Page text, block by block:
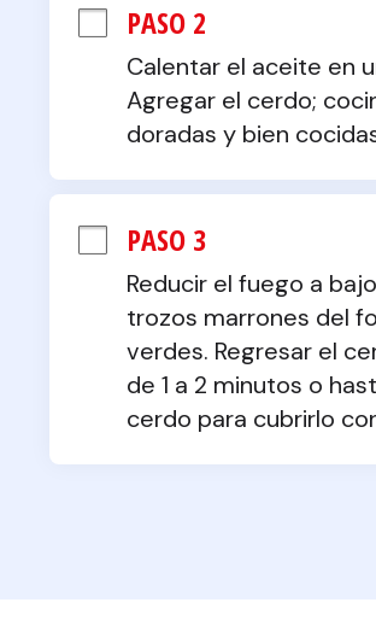
PASO 2
Calentar el aceite en
Agregar el cerdo;
doradas y bien
PASO 3
Reducir el fuego a
trozos marrones del
verdes. Regresar el
de 1 a 2 minutos o
cerdo para cubrirlo